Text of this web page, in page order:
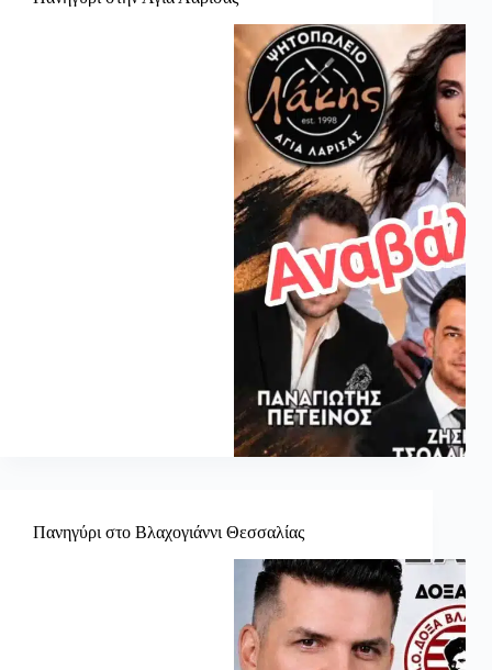
Πανηγύρι στο Βλαχογιάννι Θεσσαλίας